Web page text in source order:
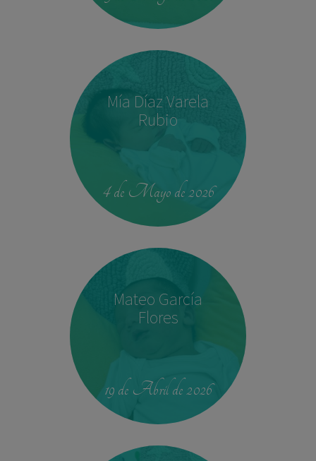
Mía Díaz Varela
Rubio
4 de Mayo de 2026
Mateo García
Flores
19 de Abril de 2026